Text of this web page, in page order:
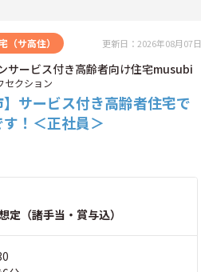
（サ高住） 更新日：2026年08月07日
サービス付き高齢者向け住宅musubi
セクション
】サービス付き高齢者住宅で
！＜正社員＞
定（諸手当・賞与込）